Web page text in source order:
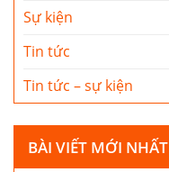
Sự kiện
Tin tức
Tin tức – sự kiện
BÀI VIẾT MỚI NHẤT